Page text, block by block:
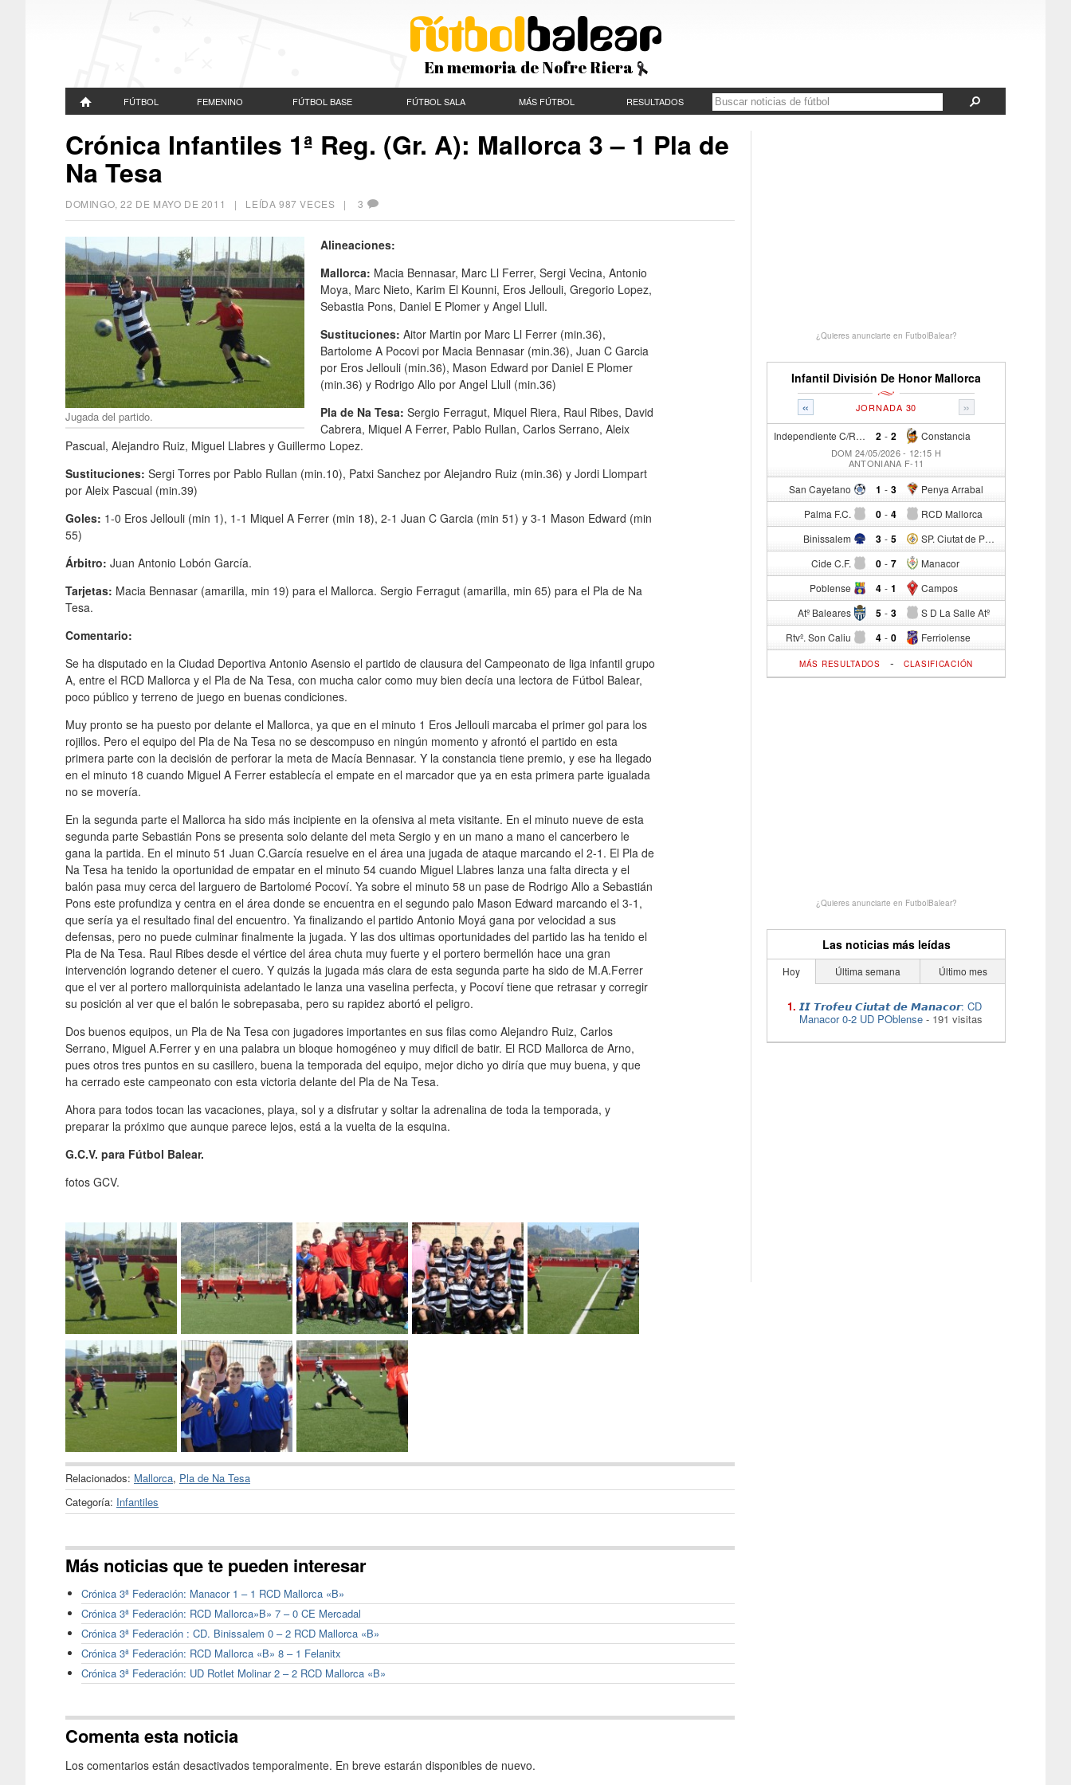
En memoria de Nofre Riera
FÚTBOL FEMENINO FÚTBOL BASE FÚTBOL SALA MÁS FÚTBOL RESULTADOS
Crónica Infantiles 1ª Reg. (Gr. A): Mallorca 3 – 1 Pla de
Na Tesa
DOMINGO, 22 DE MAYO DE 2011 | LEÍDA 987 VECES |3
Jugada del partido.
Alineaciones:
Mallorca: Macia Bennasar, Marc Ll Ferrer, Sergi Vecina, Antonio
Moya, Marc Nieto, Karim El Kounni, Eros Jellouli, Gregorio Lopez,
Sebastia Pons, Daniel E Plomer y Angel Llull.
Sustituciones: Aitor Martin por Marc Ll Ferrer (min.36),
Bartolome A Pocovi por Macia Bennasar (min.36), Juan C Garcia
por Eros Jellouli (min.36), Mason Edward por Daniel E Plomer
(min.36) y Rodrigo Allo por Angel Llull (min.36)
Pla de Na Tesa: Sergio Ferragut, Miquel Riera, Raul Ribes, David
Cabrera, Miquel A Ferrer, Pablo Rullan, Carlos Serrano, Aleix
Pascual, Alejandro Ruiz, Miguel Llabres y Guillermo Lopez.
Sustituciones: Sergi Torres por Pablo Rullan (min.10), Patxi Sanchez por Alejandro Ruiz (min.36) y Jordi Llompart
por Aleix Pascual (min.39)
Goles: 1-0 Eros Jellouli (min 1), 1-1 Miquel A Ferrer (min 18), 2-1 Juan C Garcia (min 51) y 3-1 Mason Edward (min
55)
Árbitro: Juan Antonio Lobón García.
Tarjetas: Macia Bennasar (amarilla, min 19) para el Mallorca. Sergio Ferragut (amarilla, min 65) para el Pla de Na
Tesa.
Comentario:
Se ha disputado en la Ciudad Deportiva Antonio Asensio el partido de clausura del Campeonato de liga infantil grupo
A, entre el RCD Mallorca y el Pla de Na Tesa, con mucha calor como muy bien decía una lectora de Fútbol Balear,
poco público y terreno de juego en buenas condiciones.
Muy pronto se ha puesto por delante el Mallorca, ya que en el minuto 1 Eros Jellouli marcaba el primer gol para los
rojillos. Pero el equipo del Pla de Na Tesa no se descompuso en ningún momento y afrontó el partido en esta
primera parte con la decisión de perforar la meta de Macía Bennasar. Y la constancia tiene premio, y ese ha llegado
en el minuto 18 cuando Miguel A Ferrer establecía el empate en el marcador que ya en esta primera parte igualada
no se movería.
En la segunda parte el Mallorca ha sido más incipiente en la ofensiva al meta visitante. En el minuto nueve de esta
segunda parte Sebastián Pons se presenta solo delante del meta Sergio y en un mano a mano el cancerbero le
gana la partida. En el minuto 51 Juan C.García resuelve en el área una jugada de ataque marcando el 2-1. El Pla de
Na Tesa ha tenido la oportunidad de empatar en el minuto 54 cuando Miguel Llabres lanza una falta directa y el
balón pasa muy cerca del larguero de Bartolomé Pocoví. Ya sobre el minuto 58 un pase de Rodrigo Allo a Sebastián
Pons este profundiza y centra en el área donde se encuentra en el segundo palo Mason Edward marcando el 3-1,
que sería ya el resultado final del encuentro. Ya finalizando el partido Antonio Moyá gana por velocidad a sus
defensas, pero no puede culminar finalmente la jugada. Y las dos ultimas oportunidades del partido las ha tenido el
Pla de Na Tesa. Raul Ribes desde el vértice del área chuta muy fuerte y el portero bermellón hace una gran
intervención logrando detener el cuero. Y quizás la jugada más clara de esta segunda parte ha sido de M.A.Ferrer
que el ver al portero mallorquinista adelantado le lanza una vaselina perfecta, y Pocoví tiene que retrasar y corregir
su posición al ver que el balón le sobrepasaba, pero su rapidez abortó el peligro.
Dos buenos equipos, un Pla de Na Tesa con jugadores importantes en sus filas como Alejandro Ruiz, Carlos
Serrano, Miguel A.Ferrer y en una palabra un bloque homogéneo y muy dificil de batir. El RCD Mallorca de Arno,
pues otros tres puntos en su casillero, buena la temporada del equipo, mejor dicho yo diría que muy buena, y que
ha cerrado este campeonato con esta victoria delante del Pla de Na Tesa.
Ahora para todos tocan las vacaciones, playa, sol y a disfrutar y soltar la adrenalina de toda la temporada, y
preparar la próximo que aunque parece lejos, está a la vuelta de la esquina.
G.C.V. para Fútbol Balear.
fotos GCV.
Relacionados: Mallorca, Pla de Na Tesa
Categoría: Infantiles
Más noticias que te pueden interesar
Crónica 3ª Federación: Manacor 1 – 1 RCD Mallorca «B»
Crónica 3ª Federación: RCD Mallorca»B» 7 – 0 CE Mercadal
Crónica 3ª Federación : CD. Binissalem 0 – 2 RCD Mallorca «B»
Crónica 3ª Federación: RCD Mallorca «B» 8 – 1 Felanitx
Crónica 3ª Federación: UD Rotlet Molinar 2 – 2 RCD Mallorca «B»
Comenta esta noticia
Los comentarios están desactivados temporalmente. En breve estarán disponibles de nuevo.
¿Quieres anunciarte en FutbolBalear?
Infantil División De Honor Mallorca
« »
JORNADA 30
Independiente C/R 2 - Constancia
2
DOM 24/05/2026 - 12:15 H
ANTONIANA F-11
San Cayetano 1 - Penya Arrabal
3
Palma F.C. 0 - RCD Mallorca
4
Binissalem 3 - SP. Ciutat de Palma
5
Cide C.F. 0 - Manacor
7
Poblense 4 - Campos
1
Atº Baleares 5 - S D La Salle Atº
3
Rtvº. Son Caliu 4 - Ferriolense
0
MÁS RESULTADOS - CLASIFICACIÓN
¿Quieres anunciarte en FutbolBalear?
Las noticias más leídas
Hoy Última semana Último mes
𝙄𝙄 𝙏𝙧𝙤𝙛𝙚𝙪 𝘾𝙞𝙪𝙩𝙖𝙩 𝙙𝙚 𝙈𝙖𝙣𝙖𝙘𝙤𝙧: CD
Manacor 0-2 UD POblense - 191 visitas